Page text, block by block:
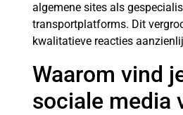
algemene sites als
transportplatforms. Dit
kwalitatieve reacties
Waarom vind
sociale media